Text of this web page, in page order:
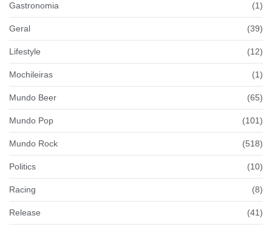
Gastronomia (1)
Geral (39)
Lifestyle (12)
Mochileiras (1)
Mundo Beer (65)
Mundo Pop (101)
Mundo Rock (518)
Politics (10)
Racing (8)
Release (41)